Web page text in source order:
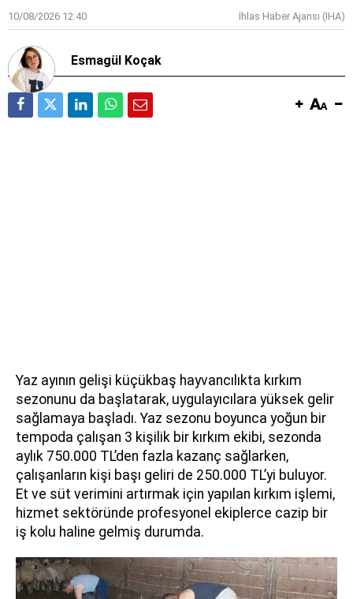
10/08/2026 12:40 İhlas Haber Ajansı (IHA)
Esmagül Koçak
Yaz ayının gelişi küçükbaş hayvancılıkta kırkım
sezonunu da başlatarak, uygulayıcılara yüksek gelir
sağlamaya başladı. Yaz sezonu boyunca yoğun bir
tempoda çalışan 3 kişilik bir kırkım ekibi, sezonda
aylık 750.000 TL’den fazla kazanç sağlarken,
çalışanların kişi başı geliri de 250.000 TL’yi buluyor.
Et ve süt verimini artırmak için yapılan kırkım işlemi,
hizmet sektöründe profesyonel ekiplerce cazip bir
iş kolu haline gelmiş durumda.